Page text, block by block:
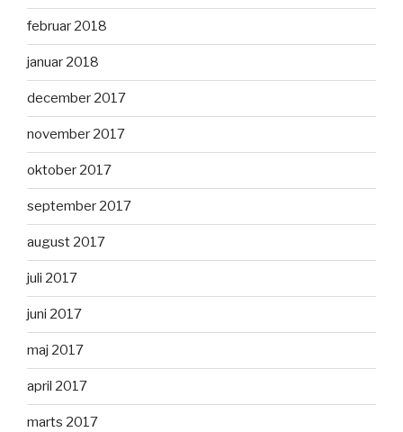
februar 2018
januar 2018
december 2017
november 2017
oktober 2017
september 2017
august 2017
juli 2017
juni 2017
maj 2017
april 2017
marts 2017